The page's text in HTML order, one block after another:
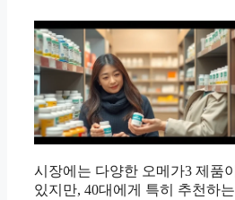
시장에는 다양한 오메가3 제품이
있지만, 40대에게 특히 추천하는